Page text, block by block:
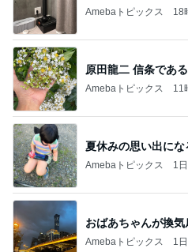
Amebaトピックス 18
原田龍二 信条であ
Amebaトピックス 11
夏休みの思い出に
Amebaトピックス 1
おばあちゃんが換
Amebaトピックス 1